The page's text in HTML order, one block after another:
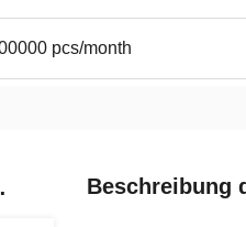
pcs/month
Beschreibung